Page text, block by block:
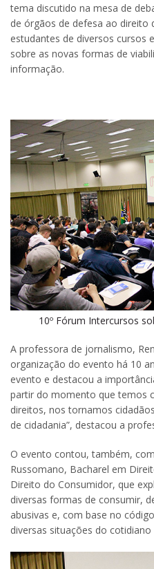
tema discutido na mesa de
de órgãos de defesa ao
estudantes de diversos cursos
sobre as novas formas de
informação.
10º Fórum Intercursos
A professora de jornalismo,
organização do evento há 10
evento e destacou a
partir do momento que temos
direitos, nos tornamos
de cidadania”, destacou a
O evento contou, também,
Russomano, Bacharel em
Direito do Consumidor, que
diversas formas de consumir,
abusivas e, com base no
diversas situações do